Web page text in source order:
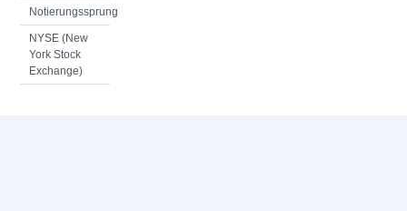
Notierungssprung
NYSE (New
York Stock
Exchange)